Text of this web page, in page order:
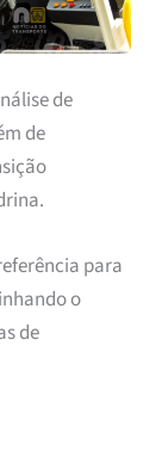
de
de
para
o
de